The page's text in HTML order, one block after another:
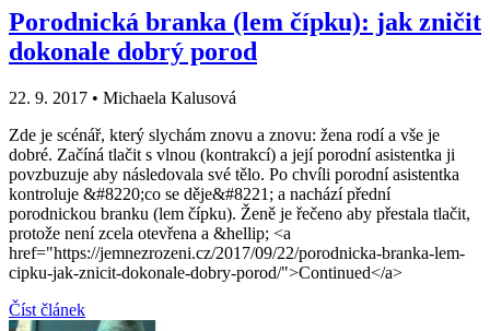
Porodnická branka (lem čípku): jak zničit
dokonale dobrý porod
22. 9. 2017 • Michaela Kalusová
Zde je scénář, který slychám znovu a znovu: žena rodí a vše je
dobré. Začíná tlačit s vlnou (kontrakcí) a její porodní asistentka ji
povzbuzuje aby následovala své tělo. Po chvíli porodní asistentka
kontroluje &#8220;co se děje&#8221; a nachází přední
porodnickou branku (lem čípku). Ženě je řečeno aby přestala tlačit,
protože není zcela otevřena a &hellip; <a
href="https://jemnezrozeni.cz/2017/09/22/porodnicka-branka-lem-
cipku-jak-znicit-dokonale-dobry-porod/">Continued</a>
Číst článek